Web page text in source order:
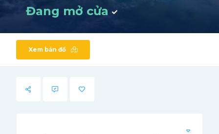
Đang mở cửa
Xem bản đồ